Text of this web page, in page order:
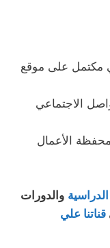
مكتمل على موقع
الاجتماعي
الأعمال
الدراسية والدورات
قناتنا علي